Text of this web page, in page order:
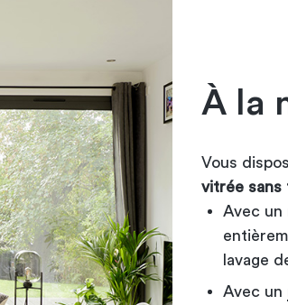
À la
Vous
vitrée sans
Avec un
lavage
Avec un